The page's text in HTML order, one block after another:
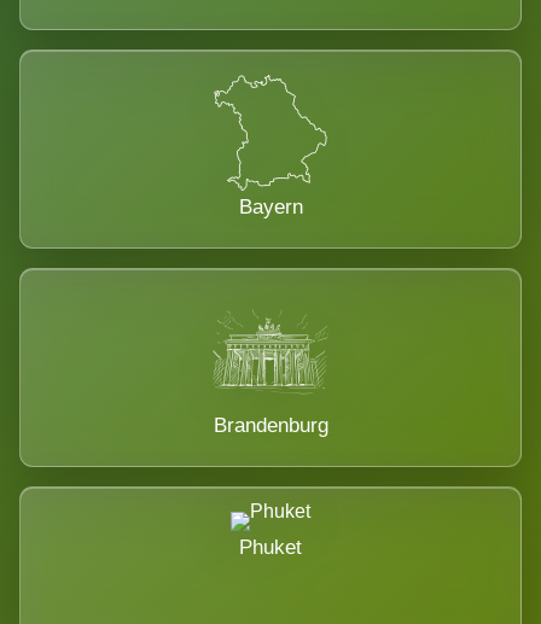
Bayern
Brandenburg
Phuket